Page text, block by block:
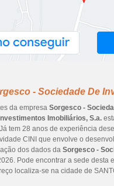
- Sociedade De
da empresa Sorgesco -
Imobiliários, S.a.
tem 28 anos de experiência
CINI que envolve o
dos dados da Sorgesco -
Pode encontrar a sede desta
localiza-se na cidade de